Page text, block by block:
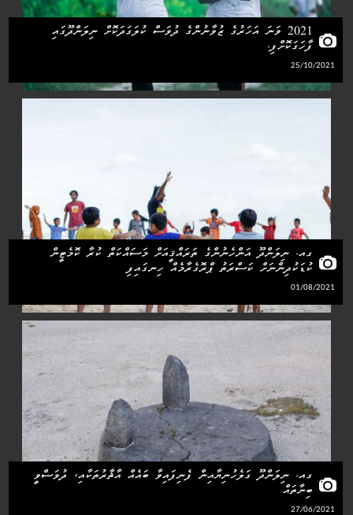
2021 ވަނަ އަހަރުގެ ޒުވާނުންގެ ދުވަސް ކުލަގަދަކޮށް ނިލަންދޫގައި
ފާހަގަކޮށްފި.
25/10/2021
ގއ. ނިލަންދޫ އަންހެނުންގެ ތަރައްޤީއަށް މަސައްކަތް ކުރާ ކޮމެޓީން
ކުޑަކުދިންނަށް ކަސްރަތު ޕްރޮގެރާމެއް ހިނގައިފި
01/08/2021
ގއ. ނިލަންދޫ ގަލެހުނިޔާއިން ފެނިފައިވާ ބައެއް އާޘާރުތަކާއި، ދުވަސްވީ
ބިނާތައް
27/06/2021